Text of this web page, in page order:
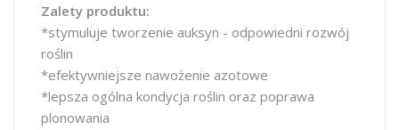
Zalety produktu:
*stymuluje tworzenie auksyn - odpowiedni rozwój
roślin
*efektywniejsze nawożenie azotowe
*lepsza ogólna kondycja roślin oraz poprawa
plonowania